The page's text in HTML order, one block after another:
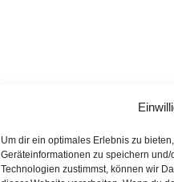
Um dir ein optimales Erlebnis zu
Geräteinformationen zu speichern
Technologien zustimmst, können wir